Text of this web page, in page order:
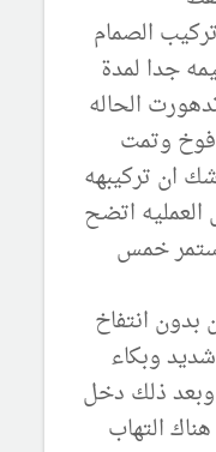
الصمام
جدا لمدة
الحاله
وتمت
ان تركيبهه
اتضح
خمس
انتفاخ
وبكاء
ذلك دخل
التهاب